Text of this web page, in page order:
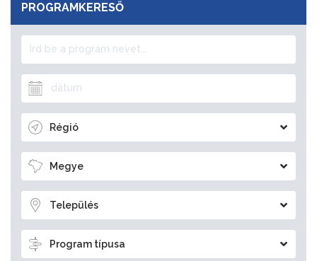
PROGRAMKERESŐ
Régió
Megye
Település
Program típusa